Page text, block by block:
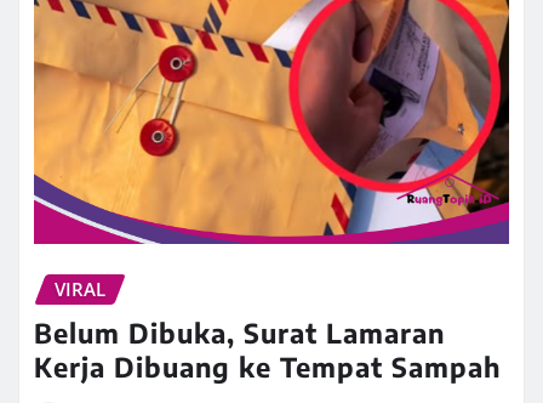
VIRAL
Belum Dibuka, Surat Lamaran
Kerja Dibuang ke Tempat Sampah